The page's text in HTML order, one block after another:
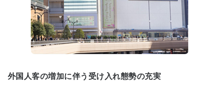
外国人客の増加に伴う受け入れ態勢の充実